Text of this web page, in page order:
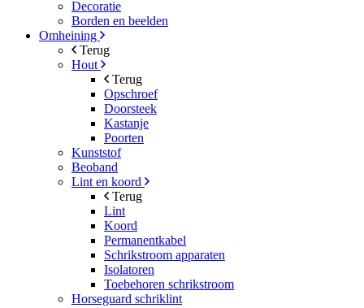
Decoratie
Borden en beelden
Omheining
Terug
Hout
Terug
Opschroef
Doorsteek
Kastanje
Poorten
Kunststof
Beoband
Lint en koord
Terug
Lint
Koord
Permanentkabel
Schrikstroom apparaten
Isolatoren
Toebehoren schrikstroom
Horseguard schriklint